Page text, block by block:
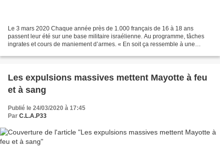
Le 3 mars 2020 Chaque année près de 1.000 français de 16 à 18 ans
passent leur été sur une base militaire israélienne. Au programme, tâches
ingrates et cours de maniement d’armes. « En soit ça ressemble à une
Les expulsions massives mettent Mayotte à feu
et à sang
Publié le 24/03/2020 à 17:45
Par C.L.A.P33